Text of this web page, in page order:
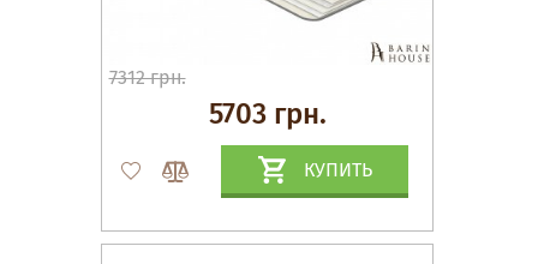
7312 грн.
5703 грн.
КУПИТЬ